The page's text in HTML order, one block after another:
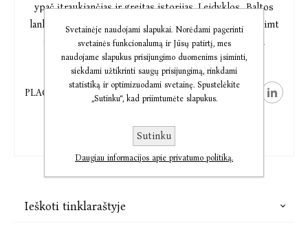
ypač įtraukiančias ir greitas istorijas. Leidyklos „Baltos
lankos“ vasaros skaitinių dešimtukas būtent toks: dešimt
skirtingų žanrų ir temų knygų, kurias vienija stipri
emocinė įtaiga. Visos jos jaudina, įtraukia ir išlieka
atmintyje.
Nuo ypač laukto Hanyos Yanagiharos naujojo romano,
pavergusių romanų – tai knygos toms ir tiems, kurie ieško
ne tik pramogos, bet ir gilesnės literatūrinės patirties.
Štai ką šią vasarą skaityti rekomenduoja „Baltos lankos“.
PLAČIAU
Ieškoti tinklaraštyje
Svetainėje naudojami slapukai. Norėdami pagerinti
svetainės funkcionalumą ir Jūsų patirtį, mes
naudojame slapukus prisijungimo duomenims įsiminti,
siekdami užtikrinti saugų prisijungimą, rinkdami
statistiką ir optimizuodami svetainę. Spustelėkite
„Sutinku“, kad priimtumėte slapukus.
Sutinku
Daugiau informacijos apie privatumo politiką.